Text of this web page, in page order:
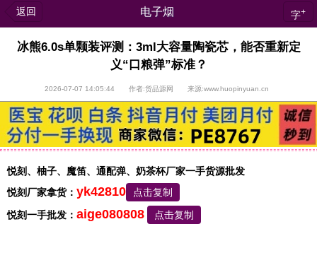
返回 电子烟 字+
冰熊6.0s单颗装评测：3ml大容量陶瓷芯，能否重新定
义“口粮弹”标准？
2026-07-07 14:05:44 作者:货品源网 来源:www.huopinyuan.cn
悦刻、柚子、魔笛、通配弹、奶茶杯厂家一手货源批发
悦刻厂家拿货： yk42810
点击复制
悦刻一手批发： aige080808 点击复制